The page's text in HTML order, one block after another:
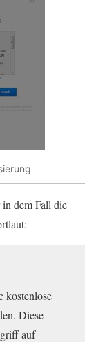
dem Fall die
kostenlose
Diese
auf